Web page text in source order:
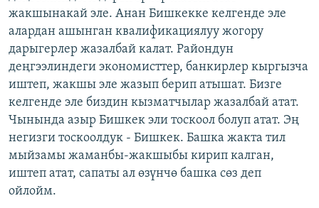
жакшынакай эле. Анан Бишкекке келгенде эле
алардан ашынган квалификациялуу жогору
дарыгерлер жазалбай калат. Райондун
деңгээлиндеги экономисттер, банкирлер кыргызча
иштеп, жакшы эле жазып берип атышат. Бизге
келгенде эле биздин кызматчылар жазалбай атат.
Чынында азыр Бишкек эли тоскоол болуп атат. Эң
негизги тоскоолдук - Бишкек. Башка жакта тил
мыйзамы жаманбы-жакшыбы кирип калган,
иштеп атат, сапаты ал өзүнчө башка сөз деп
ойлойм.